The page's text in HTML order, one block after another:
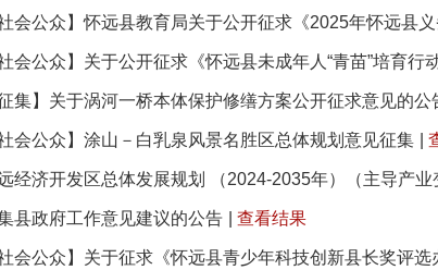
征集】关于涡河一桥本体保护修缮方案公开征求意见的公
社会公众】涂山－白乳泉风景名胜区总体规划意见征集
县政府工作意见建议的公告 查看结果